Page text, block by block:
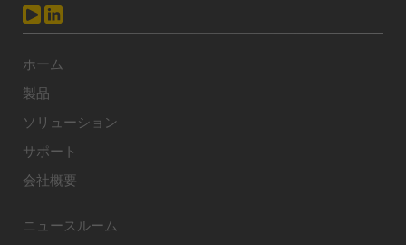
ホーム
製品
ソリューション
サポート
会社概要
ニュースルーム